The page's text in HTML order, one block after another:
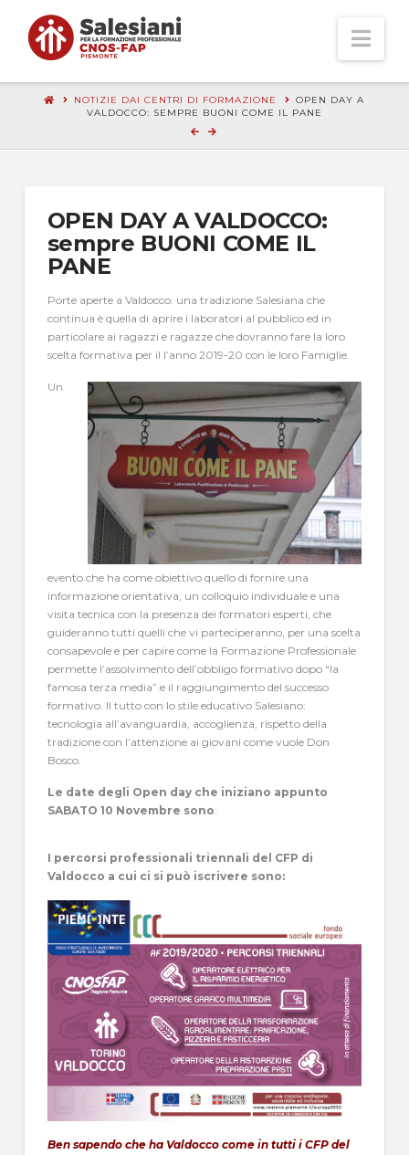
NOTIZIE DAI CENTRI DI FORMAZIONE
OPEN DAY A
VALDOCCO: SEMPRE BUONI COME IL PANE
OPEN DAY A VALDOCCO:
sempre BUONI COME IL
PANE
Porte aperte a Valdocco: una tradizione Salesiana che
continua è quella di aprire i laboratori al pubblico ed in
particolare ai ragazzi e ragazze che dovranno fare la loro
scelta formativa per il l’anno 2019-20 con le loro Famiglie.
Un
evento che ha come obiettivo quello di fornire una
informazione orientativa, un colloquio individuale e una
visita tecnica con la presenza dei formatori esperti, che
guideranno tutti quelli che vi parteciperanno, per una scelta
consapevole e per capire come la Formazione Professionale
permette l’assolvimento dell’obbligo formativo dopo “la
famosa terza media” e il raggiungimento del successo
formativo. Il tutto con lo stile educativo Salesiano:
tecnologia all’avanguardia, accoglienza, rispetto della
tradizione con l’attenzione ai giovani come vuole Don
Bosco.
Le date degli Open day che iniziano appunto
SABATO 10 Novembre sono:
I percorsi professionali triennali del CFP di
Valdocco a cui ci si può iscrivere sono:
Ben sapendo che ha Valdocco come in tutti i CFP del